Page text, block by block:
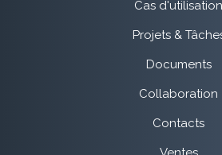
Cas d'utilisation
Projets &
Documents
Collaboration
Contacts